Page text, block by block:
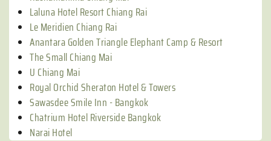
Laluna Hotel Resort Chiang Rai
Le Meridien Chiang Rai
Anantara Golden Triangle Elephant Camp & Resort
The Small Chiang Mai
U Chiang Mai
Royal Orchid Sheraton Hotel & Towers
Sawasdee Smile Inn - Bangkok
Chatrium Hotel Riverside Bangkok
Narai Hotel